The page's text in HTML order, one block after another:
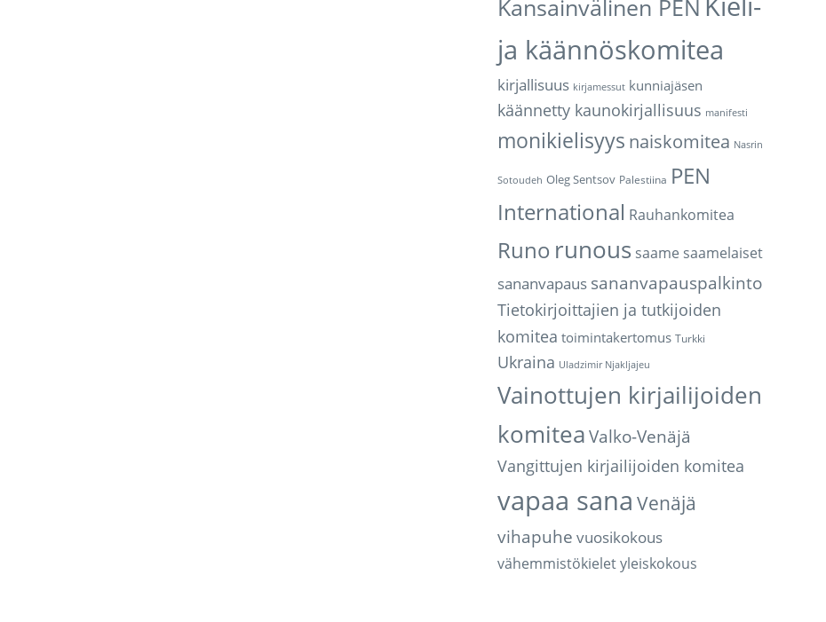
Kansainvälinen PEN
ja käännöskomitea
kirjallisuus kirjamessut kunniajäsen
käännetty kaunokirjallisuus manifesti
monikielisyys naiskomitea Nasrin
Sotoudeh Oleg Sentsov Palestiina PEN
International Rauhankomitea
Runo runous saame saamelaiset
sananvapaus sananvapauspalkinto
Tietokirjoittajien ja tutkijoiden
komitea toimintakertomus Turkki
Ukraina Uladzimir Njakljajeu
Vainottujen kirjailijoiden
komitea Valko-Venäjä
Vangittujen kirjailijoiden komitea
vapaa sana Venäjä
vihapuhe vuosikokous
vähemmistökieletyleiskokous